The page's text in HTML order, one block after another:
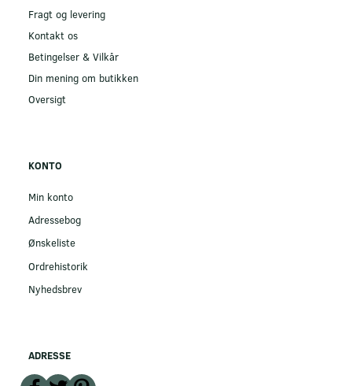
Fragt og levering
Kontakt os
Betingelser & Vilkår
Din mening om butikken
Oversigt
KONTO
Min konto
Adressebog
Ønskeliste
Ordrehistorik
Nyhedsbrev
ADRESSE